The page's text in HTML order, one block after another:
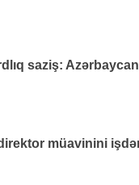
saziş:
müavinini